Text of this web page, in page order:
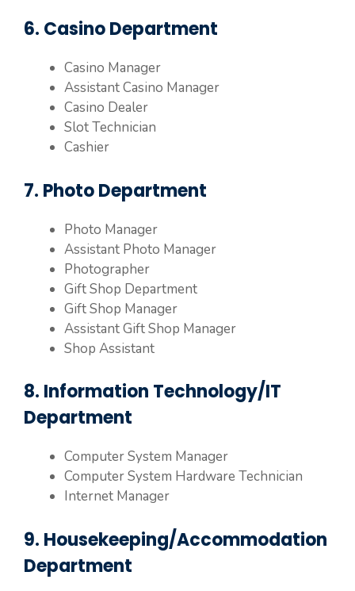
6. Casino Department
Casino Manager
Assistant Casino Manager
Casino Dealer
Slot Technician
Cashier
7. Photo Department
Photo Manager
Assistant Photo Manager
Photographer
Gift Shop Department
Gift Shop Manager
Assistant Gift Shop Manager
Shop Assistant
8. Information Technology/IT
Department
Computer System Manager
Computer System Hardware Technician
Internet Manager
9. Housekeeping/Accommodation
Department